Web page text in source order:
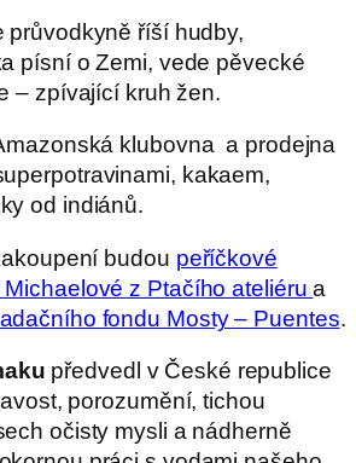
průvodkyně říší hudby,
písní o Zemi, vede pěvecké
– zpívající kruh žen.
klubovna a prodejna
kakaem,
od indiánů.
budou peříčkové
z Ptačího ateliérua
fondu Mosty – Puentes.
předvedl v České republice
porozumění, tichou
očisty mysli a nádherně